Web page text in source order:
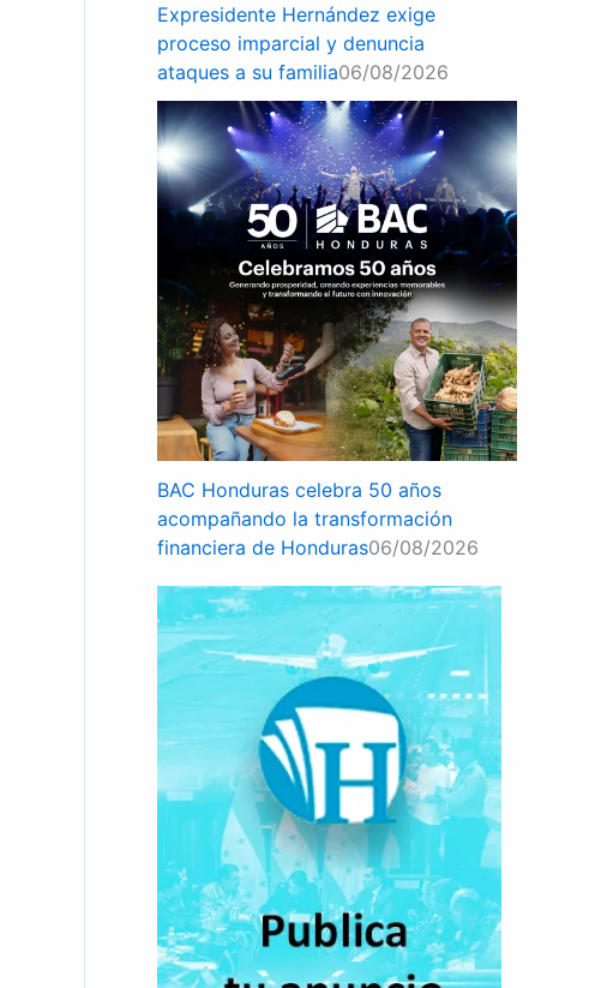
Expresidente Hernández exige
proceso imparcial y denuncia
ataques a su familia06/08/2026
BAC Honduras celebra 50 años
acompañando la transformación
financiera de Honduras06/08/2026